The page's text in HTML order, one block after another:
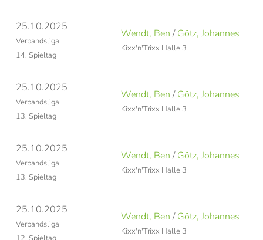
25.10.2025
Verbandsliga
14. Spieltag
Wendt, Ben /Götz, Johannes
Kixx'n'Trixx Halle 3
25.10.2025
Verbandsliga
13. Spieltag
Wendt, Ben /Götz, Johannes
Kixx'n'Trixx Halle 3
25.10.2025
Verbandsliga
13. Spieltag
Wendt, Ben /Götz, Johannes
Kixx'n'Trixx Halle 3
25.10.2025
Verbandsliga
Wendt, Ben /Götz, Johannes
Kixx'n'Trixx Halle 3